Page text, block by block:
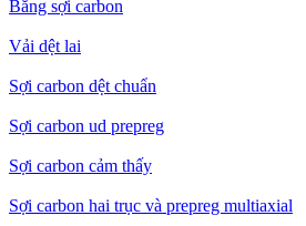
Băng sợi carbon
Vải dệt lai
Sợi carbon dệt chuẩn
Sợi carbon ud prepreg
Sợi carbon cảm thấy
Sợi carbon hai trục và prepreg multiaxial